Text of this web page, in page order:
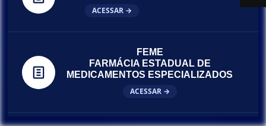
ACESSAR →
FEME
FARMÁCIA ESTADUAL DE
MEDICAMENTOS ESPECIALIZADOS
ACESSAR →